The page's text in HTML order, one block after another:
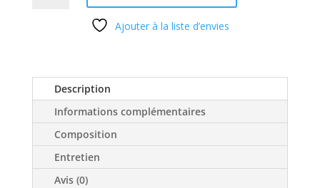
Kaffe
Fassett
Neptune
Collection
Ajouter à la liste d’envies
Description
Informations complémentaires
Composition
Entretien
Avis (0)